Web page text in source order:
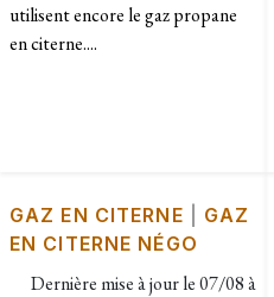
utilisent encore le gaz propane
en citerne....
GAZ EN CITERNE
GAZ
EN CITERNE NÉGO
Dernière mise à jour le07/08 à